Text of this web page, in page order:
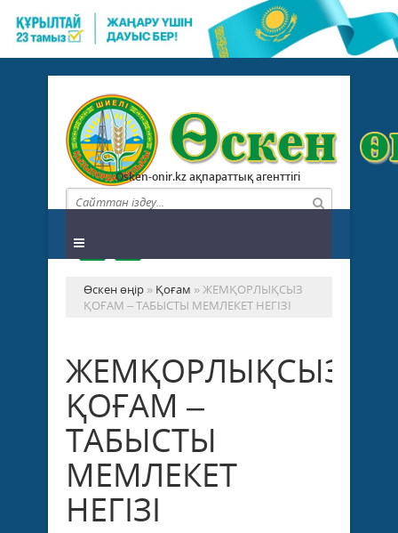
Osken-onir.kz ақпараттық агенттігі
Өскен өңір » Қоғам » ЖЕМҚОРЛЫҚСЫЗ
ҚОҒАМ – ТАБЫСТЫ МЕМЛЕКЕТ НЕГІЗІ
ЖЕМҚОРЛЫҚСЫЗ
ҚОҒАМ –
ТАБЫСТЫ
МЕМЛЕКЕТ
НЕГІЗІ